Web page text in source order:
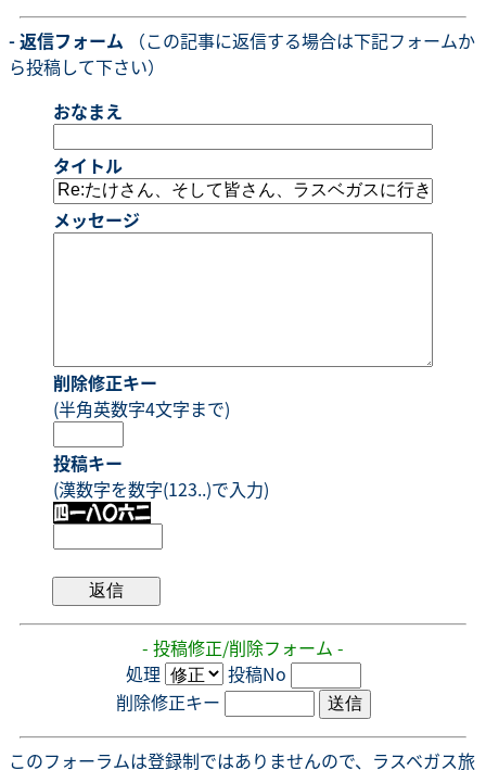
- 返信フォーム （この記事に返信する場合は下記フォームか
ら投稿して下さい）
おなまえ
タイトル
メッセージ
削除修正キー
(半角英数字4文字まで)
投稿キー
(漢数字を数字(123..)で入力)
- 投稿修正/削除フォーム -
処理
投稿No
削除修正キー
このフォーラムは登録制ではありませんので、ラスベガス旅